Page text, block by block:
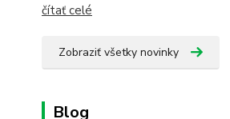
čítať celé
Zobraziť všetky novinky
Blog